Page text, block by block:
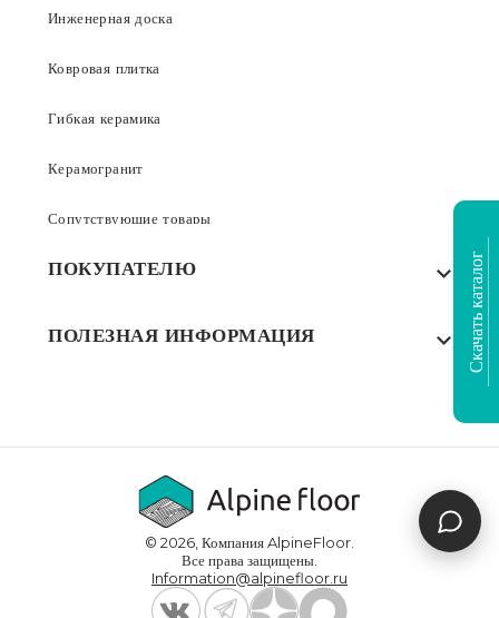
Инженерная доска
Ковровая плитка
Гибкая керамика
Керамогранит
Сопутствующие товары
ПОКУПАТЕЛЮ
Где купить
Выполненные проекты
Доставка и оплата
ПОЛЕЗНАЯ ИНФОРМАЦИЯ
Видеообзоры
Инструкции по укладке
Часто задаваемые вопросы
© 2026, Компания AlpineFloor.
Все права защищены.
Information@alpinefloor.ru
Скачать каталог